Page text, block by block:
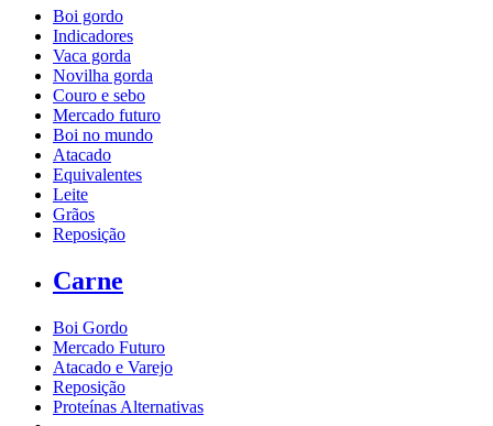
Boi gordo
Indicadores
Vaca gorda
Novilha gorda
Couro e sebo
Mercado futuro
Boi no mundo
Atacado
Equivalentes
Leite
Grãos
Reposição
Carne
Boi Gordo
Mercado Futuro
Atacado e Varejo
Reposição
Proteínas Alternativas